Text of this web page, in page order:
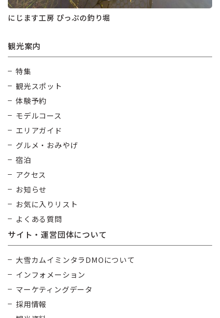
にじます工房 ぴっぷの釣り堀
観光案内
特集
観光スポット
体験予約
モデルコース
エリアガイド
グルメ・おみやげ
宿泊
アクセス
お知らせ
お気に入りリスト
よくある質問
サイト・運営団体について
大雪カムイミンタラDMOについて
インフォメーション
マーケティングデータ
採用情報